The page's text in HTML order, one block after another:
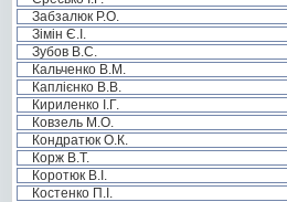
Забзалюк Р.О.
Зімін Є.І.
Зубов В.С.
Кальченко В.М.
Каплієнко В.В.
Кириленко І.Г.
Ковзель М.О.
Кондратюк О.К.
Корж В.Т.
Коротюк В.І.
Костенко П.І.